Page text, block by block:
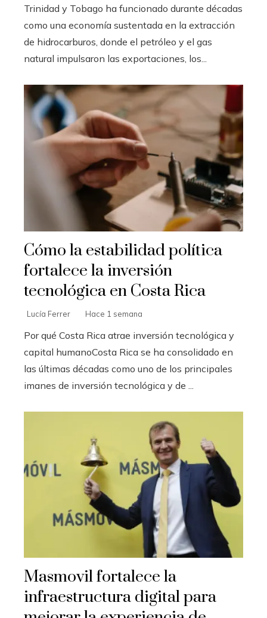
Trinidad y Tobago ha funcionado durante décadas
como una economía sustentada en la extracción
de hidrocarburos, donde el petróleo y el gas
natural impulsaron las exportaciones, los...
Cómo la estabilidad política
fortalece la inversión
tecnológica en Costa Rica
Lucía Ferrer Hace 1 semana
Por qué Costa Rica atrae inversión tecnológica y
capital humanoCosta Rica se ha consolidado en
las últimas décadas como uno de los principales
imanes de inversión tecnológica y de ...
Masmovil fortalece la
infraestructura digital para